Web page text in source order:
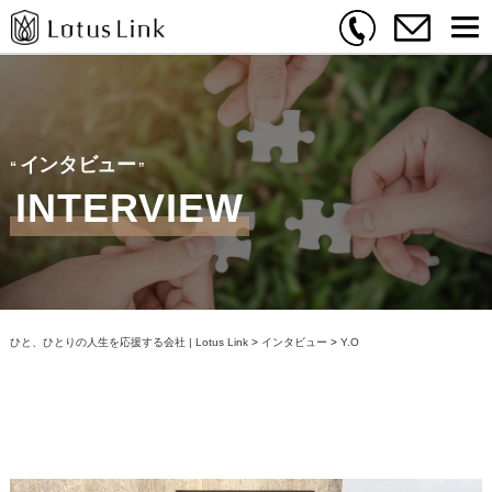
インタビュー
INTERVIEW
ひと、ひとりの人生を応援する会社 | Lotus Link> インタビュー > Y.O